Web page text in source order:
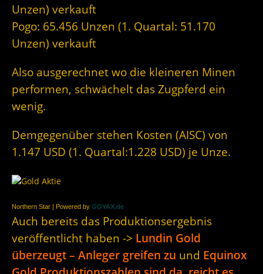
Unzen) verkauft
Pogo: 65.456 Unzen (1. Quartal: 51.170
Unzen) verkauft
Also ausgerechnet wo die kleineren Minen
performen, schwächelt das Zugpferd ein
wenig.
Demgegenüber stehen Kosten (AISC) von
1.147 USD (1. Quartal:1.228 USD) je Unze.
Northern Star | Powered by GOYAX.de
Auch bereits das Produktionsergebnis
veröffentlicht haben -> Lundin Gold
überzeugt – Anleger greifen zu und Equinox